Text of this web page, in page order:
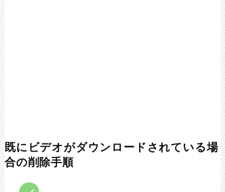
既にビデオがダウンロードされている場
合の削除手順